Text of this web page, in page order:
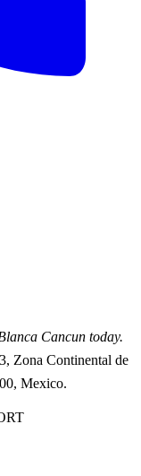
Cancun today.
Zona Continental de
Mexico.